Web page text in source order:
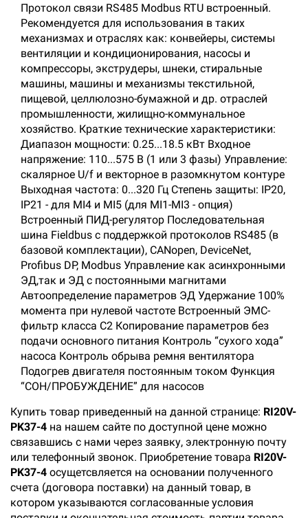
Протокол связи RS485 Modbus RTU встроенный.
Рекомендуется для использования в таких
механизмах и отраслях как: конвейеры, системы
вентиляции и кондиционирования, насосы и
компрессоры, экструдеры, шнеки, стиральные
машины, машины и механизмы текстильной,
пищевой, целлюлозно-бумажной и др. отраслей
промышленности, жилищно-коммунальное
хозяйство. Краткие технические характеристики:
Диапазон мощности: 0.25...18.5 кВт Входное
напряжение: 110...575 В (1 или 3 фазы) Управление:
скалярное U/f и векторное в разомкнутом контуре
Выходная частота: 0...320 Гц Степень защиты: IP20,
IP21 - для MI4 и MI5 (для MI1-MI3 - опция)
Встроенный ПИД-регулятор Последовательная
шина Fieldbus с поддержкой протоколов RS485 (в
базовой комплектации), CANopen, DeviceNet,
Profibus DP, Modbus Управление как асинхронными
ЭД,так и ЭД с постоянными магнитами
Автоопределение параметров ЭД Удержание 100%
момента при нулевой частоте Встроенный ЭМС-
фильтр класса С2 Копирование параметров без
подачи основного питания Контроль “сухого хода”
насоса Контроль обрыва ремня вентилятора
Подогрев двигателя постоянным током Функция
“СОН/ПРОБУЖДЕНИЕ” для насосов
Купить товар приведенный на данной странице: RI20V-
PK37-4 на нашем сайте по доступной цене можно
связавшись с нами через заявку, электронную почту
или телефонный звонок. Приобретение товара RI20V-
PK37-4 осущетсвляется на основании полученного
счета (договора поставки) на данный товар, в
котором указываются согласованные условия